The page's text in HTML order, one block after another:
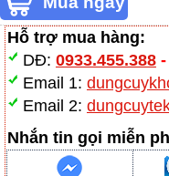
Hỗ trợ mua hàng:
DĐ: 0933.455.388-
Email 1:
Email 2:
Nhắn tin gọi miễn